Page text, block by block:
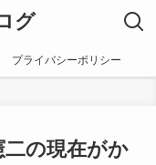
グ
プライバシーポリシー
二の現在がか